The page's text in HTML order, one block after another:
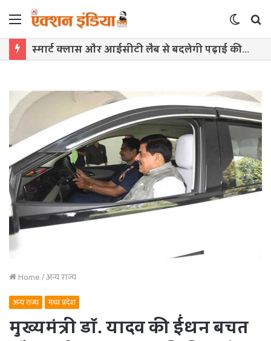
Menu
Switch
skin
स्मार्ट क्लास और आईसीटी लैब से बदलेगी पढ़ाई की तस्वीर, हर विकासखंड में तैयार होंगे मास्टर ट्रेनर
Home/अन्य राज्य
अन्य राज्य मध्य प्रदेश
मुख्यमंत्री डॉ. यादव की ईंधन बचत